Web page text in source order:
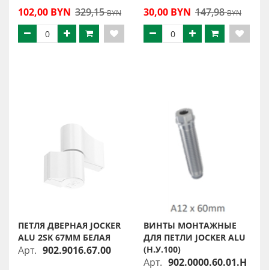
102,00 BYN 329,15BYN
30,00 BYN 147,98BYN
ПЕТЛЯ ДВЕРНАЯ JOCKER
ALU 2SK 67ММ БЕЛАЯ
Арт. 902.9016.67.00
ВИНТЫ МОНТАЖНЫЕ
ДЛЯ ПЕТЛИ JOCKER ALU
(Н.У.100)
Арт. 902.0000.60.01.H